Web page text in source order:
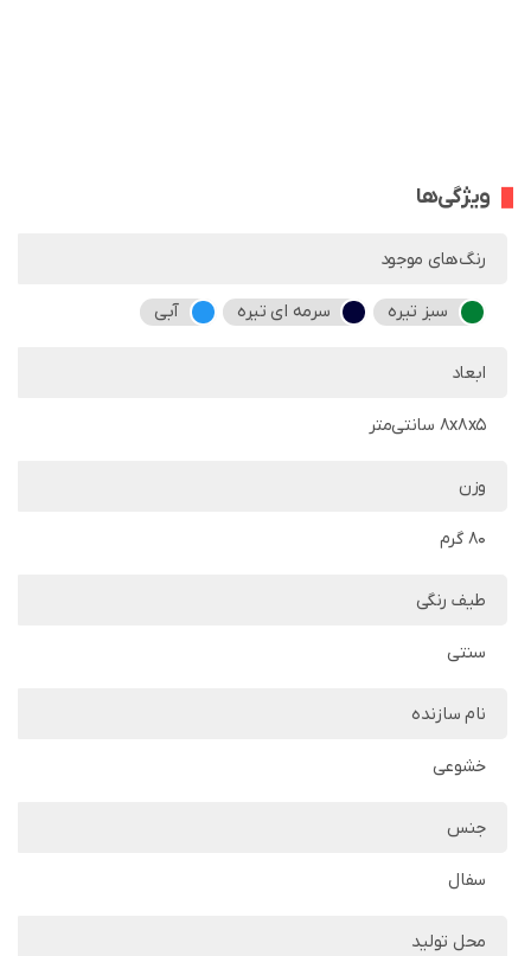
ویژگی‌ها
رنگ‌های موجود
سبز تیره سرمه ای تیره آبی
ابعاد
8x8x5 سانتی‌متر
وزن
80 گرم
طیف رنگی
سنتی
نام سازنده
خشوعی
جنس
سفال
محل تولید